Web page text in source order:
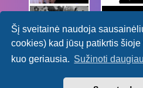
Šį sveitainė naudoja
cookies) kad jūsų patikrtis
kuo geriausia. Sužinoti daugiau
Itališkas RPG forumas